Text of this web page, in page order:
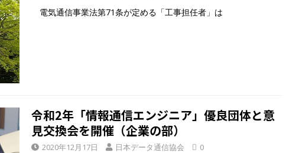
電気通信事業法第71条が定める「工事担任者」は
令和2年「情報通信エンジニア」優良団体と意
見交換会を開催（企業の部）
2020年12月17日 日本データ通信協会 0